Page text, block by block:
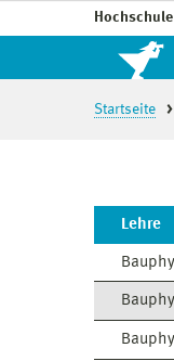
Startseite
Lehre